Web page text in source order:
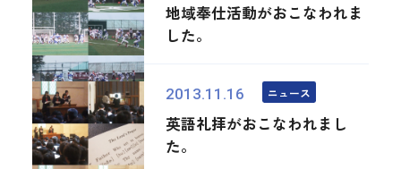
地域奉仕活動がおこなわれま
した。
2013.11.16 ニュース
英語礼拝がおこなわれまし
た。